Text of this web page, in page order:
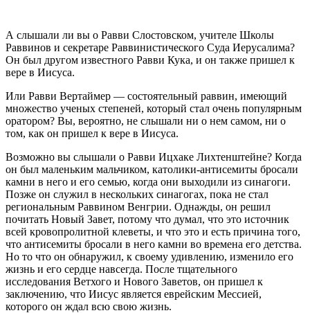
А слышали ли вы о Равви Слостовском, учителе Школы
Раввинов и секретаре Раввинистического Суда Иерусалима?
Он был другом известного Равви Кука, и он также пришел к
вере в Иисуса.
Или Равви Вертаймер — состоятельный раввин, имеющий
множество ученых степеней, который стал очень популярным
оратором? Вы, вероятно, не слышали ни о нем самом, ни о
том, как он пришел к вере в Иисуса.
Возможно вы слышали о Равви Ицхаке Лихтенштейне? Когда
он был маленьким мальчиком, католики-антисемиты бросали
камни в него и его семью, когда они выходили из синагоги.
Позже он служил в нескольких синагогах, пока не стал
региональным Раввином Венгрии. Однажды, он решил
почитать Новый Завет, потому что думал, что это источник
всей кровопролитной клеветы, и что это и есть причина того,
что антисемиты бросали в него камни во времена его детства.
Но то что он обнаружил, к своему удивлению, изменило его
жизнь и его сердце навсегда. После тщательного
исследования Ветхого и Нового Заветов, он пришел к
заключению, что Иисус является еврейским Мессией,
которого он ждал всю свою жизнь.